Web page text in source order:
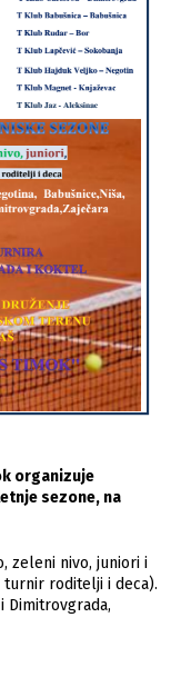
organizuje
sezone, na
zeleni nivo, juniori i
roditelji i deca).
Dimitrovgrada,